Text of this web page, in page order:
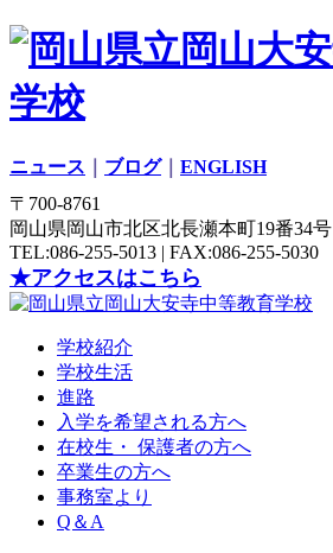
ニュース ブログ｜ ENGLISH
〒700-8761
岡山県岡山市北区北長瀬本町19番34号
TEL:086-255-5013 | FAX:086-255-5030
★アクセスはこちら
学校紹介
学校生活
進路
入学を希望される方へ
在校生・ 保護者の方へ
卒業生の方へ
事務室より
Q＆A